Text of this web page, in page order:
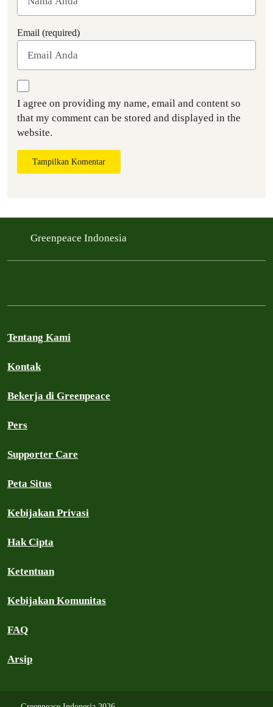
Email (required)
I agree on providing my name, email and content so
that my comment can be stored and displayed in the
website.
Tampilkan Komentar
Greenpeace Indonesia
Tentang Kami
Kontak
Bekerja di Greenpeace
Pers
Supporter Care
Peta Situs
Kebijakan Privasi
Hak Cipta
Ketentuan
Kebijakan Komunitas
FAQ
Arsip